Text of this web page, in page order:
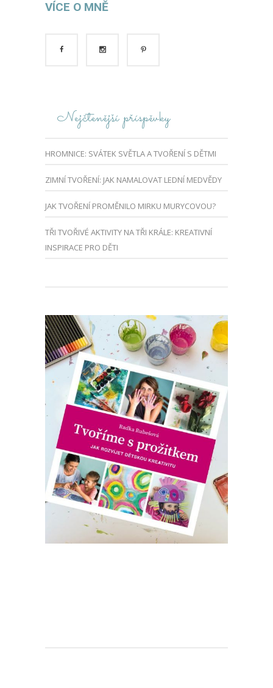
VÍCE O MNĚ
Nejčtenější příspěvky
HROMNICE: SVÁTEK SVĚTLA A TVOŘENÍ S DĚTMI
ZIMNÍ TVOŘENÍ: JAK NAMALOVAT LEDNÍ MEDVĚDY
JAK TVOŘENÍ PROMĚNILO MIRKU MURYCOVOU?
TŘI TVOŘIVÉ AKTIVITY NA TŘI KRÁLE: KREATIVNÍ
INSPIRACE PRO DĚTI